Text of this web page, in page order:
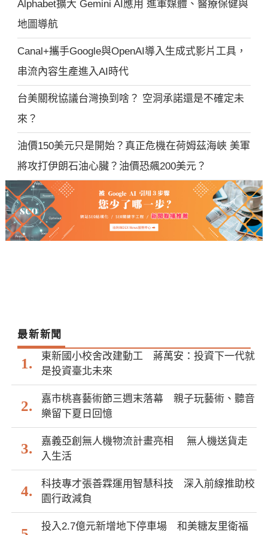
Alphabet擴大 Gemini AI應用 進軍媒體、醫療保健與
地圖導航
Canal+攜手Google與OpenAI導入生成式影片工具，
串流內容生產進入AI時代
台美關稅協議台灣換到啥？ 空洞承諾還是不確定未
來？
油價150美元只是開始？真正危機在荷姆茲海峽 美軍
將攻打伊朗石油心臟？油價恐飆200美元？
最新新聞
東新國小校舍改建動工 蔣萬安：投資下一代就
是投資臺北未來
嘉市桃喜藝術節三週末落幕 親子玩藝術、聽音
樂留下夏日回憶
嘉義亞創無人機物流計畫亮相 無人機送貨走
入生活
科技專才張善霖運用智慧科技 深入前線推助校
園行政減負
投入2.7億元新增地下停車場 和美糖友里衛福